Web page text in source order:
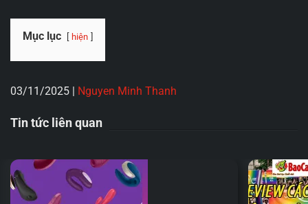
Mục lục hiện
03/11/2025 | Nguyen Minh Thanh
Tin tức liên quan